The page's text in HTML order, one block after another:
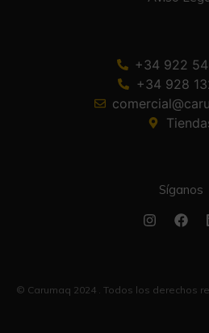
+34 922
+34 928
Síganos
© Carumaq 2024 . Todos los derechos